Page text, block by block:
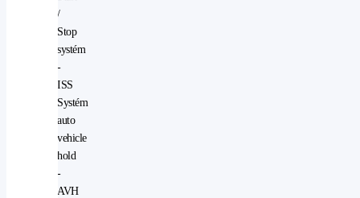
/
Stop
systém
-
ISS
Systém
auto
vehicle
hold
-
AVH